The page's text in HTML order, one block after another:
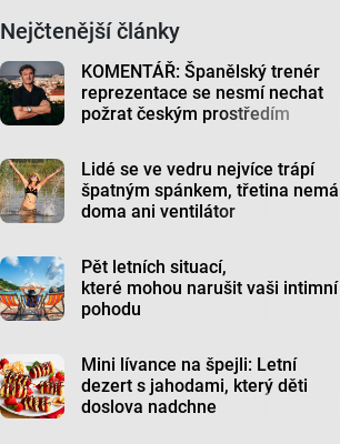
Nejčtenější články
KOMENTÁŘ: Španělský trenér
reprezentace se nesmí nechat
požrat českým prostředím
Lidé se ve vedru nejvíce trápí
špatným spánkem, třetina nemá
doma ani ventilátor
Pět letních situací,
které mohou narušit vaši intimní
pohodu
Mini lívance na špejli: Letní
dezert s jahodami, který děti
doslova nadchne